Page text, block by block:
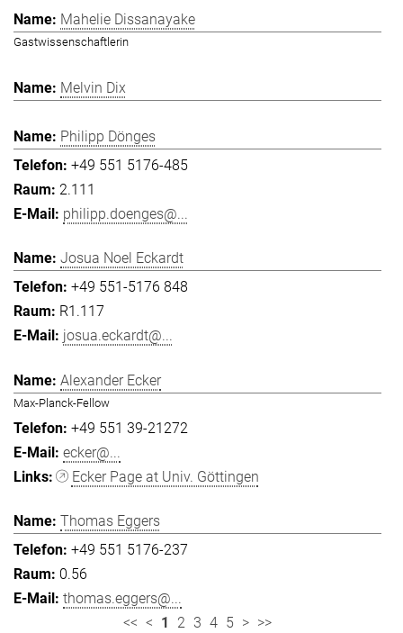
Mahelie Dissanayake
Gastwissenschaftlerin
Melvin Dix
Philipp Dönges
+49 551 5176-485
2.111
philipp.doenges@...
Josua Noel Eckardt
+49 551-5176 848
R1.117
josua.eckardt@...
Alexander Ecker
Max-Planck-Fellow
+49 551 39-21272
ecker@...
Ecker Page at Univ. Göttingen
Thomas Eggers
+49 551 5176-237
0.56
thomas.eggers@...
<< < 1 2 3 4 5 > >>